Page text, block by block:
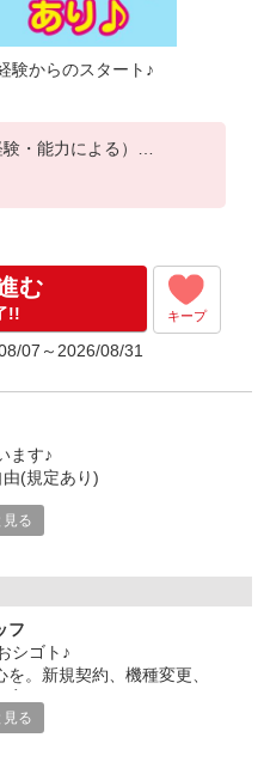
験からのスタート♪
・能力による）
）
有)
)
・゜+゜
む
!! キープ
07～2026/08/31
ます♪
(規定あり)
あったりする
店舗ばかり！
う♪
見る
フ
シゴト♪
。新規契約、機種変更、
見る